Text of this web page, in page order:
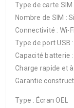
Type de carte SIM
Nombre de SIM :
Connectivité : Wi-
Type de port USB
Capacité batterie
Charge rapide et
Garantie
Type : Écran OEL